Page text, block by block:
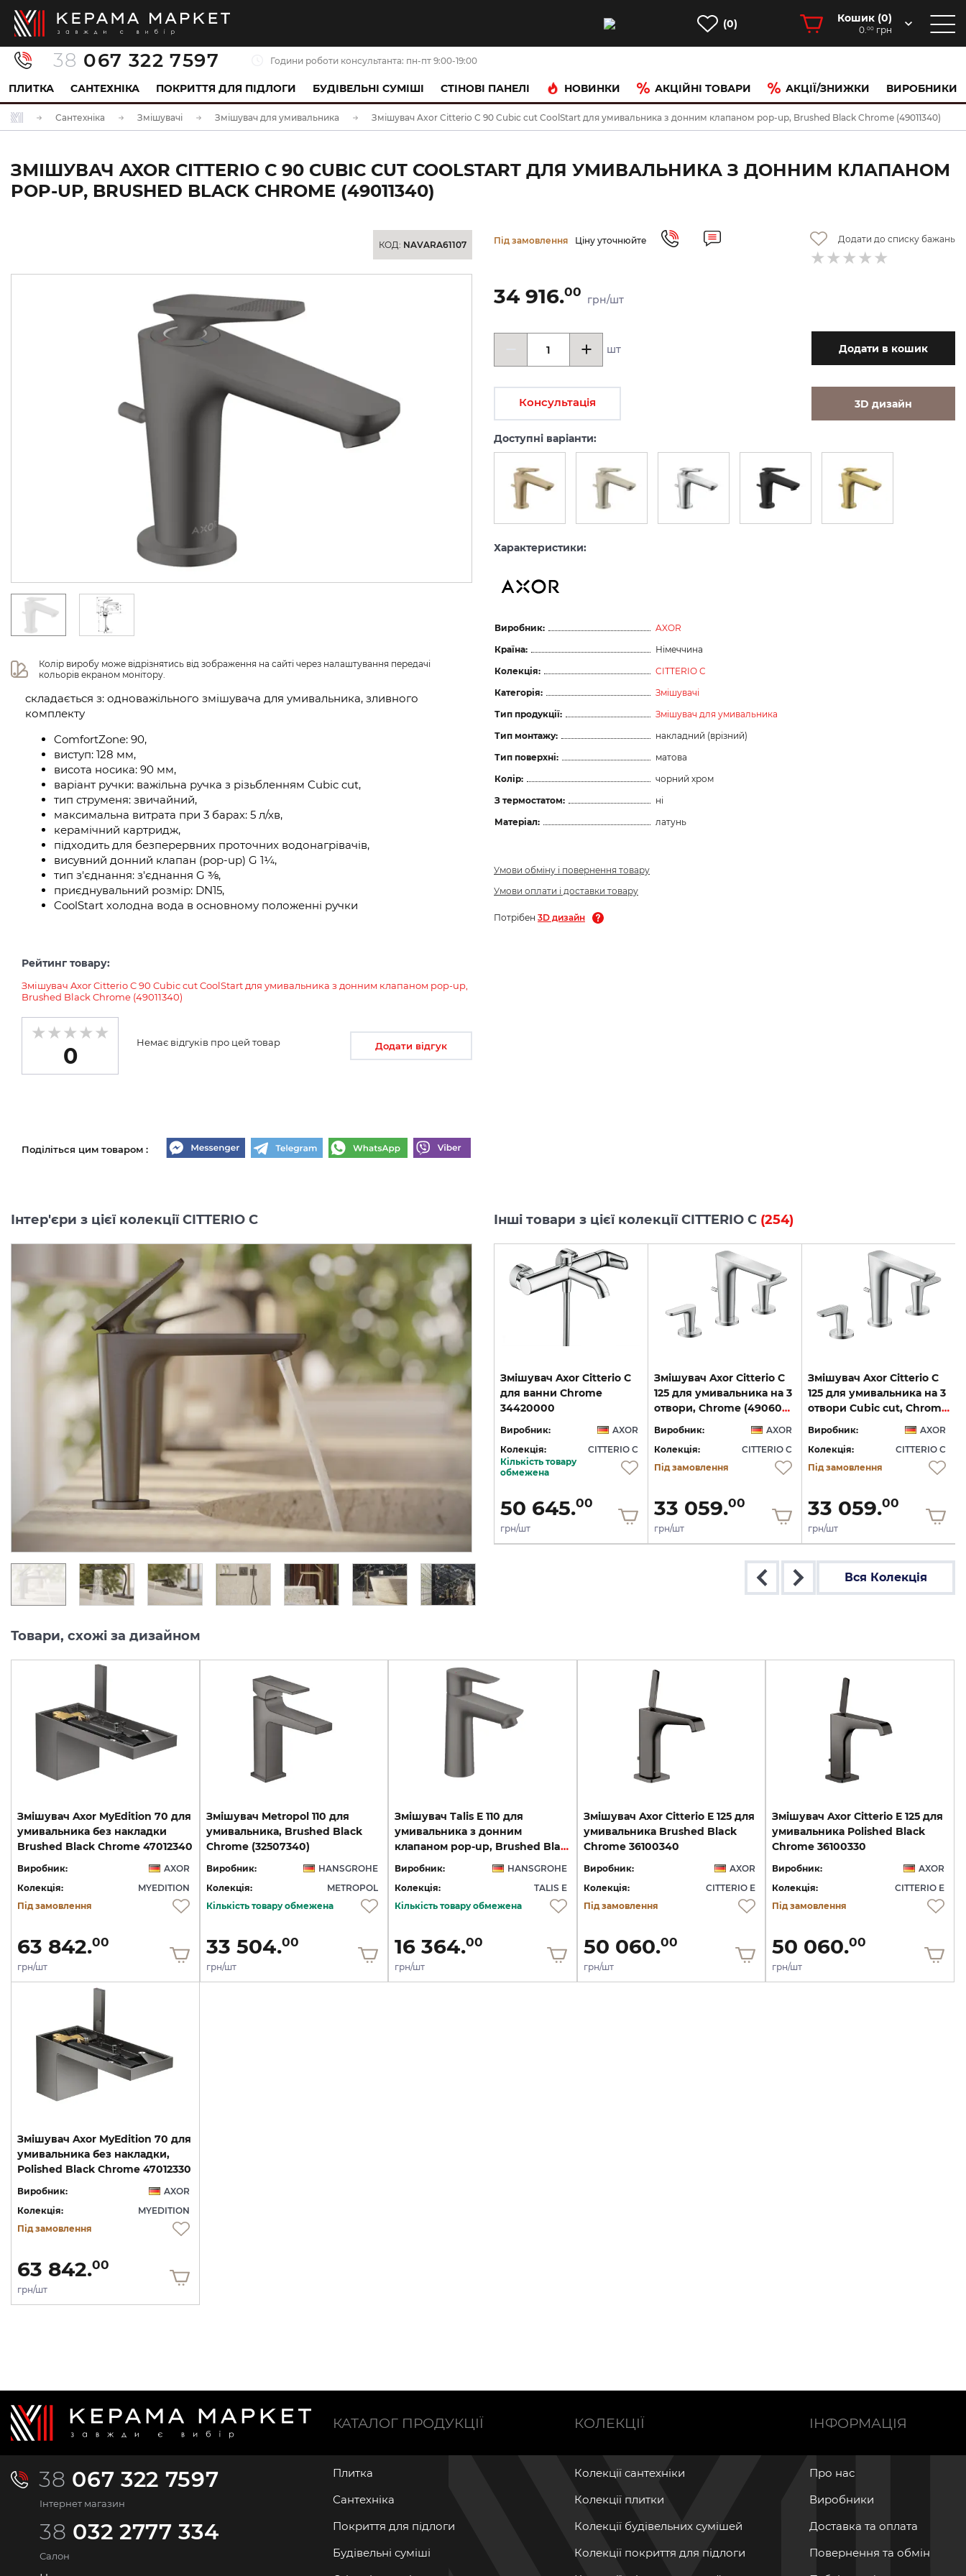
(0) Кошик (0)
0.00 грн
38 067 322 7597 Години роботи консультанта: пн-пт 9:00-19:00
ПЛИТКА САНТЕХНІКА ПОКРИТТЯ ДЛЯ ПІДЛОГИ БУДІВЕЛЬНІ СУМІШІ CТІНОВІ ПАНЕЛІ НОВИНКИ АКЦІЙНІ ТОВАРИ АКЦІЇ/ЗНИЖКИ ВИРОБНИКИ
Сантехніка Змішувачі Змішувач для умивальника Змішувач Axor Citterio C 90 Cubic cut CoolStart для умивальника з донним клапаном pop-up, Brushed Black Chrome (49011340)
ЗМІШУВАЧ AXOR CITTERIO C 90 CUBIC CUT COOLSTART ДЛЯ УМИВАЛЬНИКА З ДОННИМ КЛАПАНОМ
POP-UP, BRUSHED BLACK CHROME (49011340)
КОД: NAVARA61107
Колір виробу може відрізнятись від зображення на сайті через налаштування передачі
кольорів екраном монітору.
складається з: одноважільного змішувача для умивальника, зливного
комплекту
ComfortZone: 90,
виступ: 128 мм,
висота носика: 90 мм,
варіант ручки: важільна ручка з різьбленням Cubic cut,
тип струменя: звичайний,
максимальна витрата при 3 барах: 5 л/хв,
керамічний картридж,
підходить для безперервних проточних водонагрівачів,
висувний донний клапан (pop-up) G 1¼,
тип з'єднання: з'єднання G ⅜,
приєднувальний розмір: DN15,
CoolStart холодна вода в основному положенні ручки
Під замовлення Ціну уточнюйте Додати до списку бажань
34 916.00
грн/шт
шт Додати в кошик
Консультація 3D дизайн
Доступні варіанти:
Характеристики:
Виробник:
AXOR
Країна:
Німеччина
Колекція:
CITTERIO C
Категорія:
Змішувачі
Тип продукції:
Змішувач для умивальника
Тип монтажу:
накладний (врізний)
Тип поверхні:
матова
Колір:
чорний хром
З термостатом:
ні
Матеріал:
латунь
Умови обміну і повернення товару
Умови оплати і доставки товару
Потрібен 3D дизайн
Рейтинг товару:
Змішувач Axor Citterio C 90 Cubic cut CoolStart для умивальника з донним клапаном pop-up,
Brushed Black Chrome (49011340)
0
Немає відгуків про цей товар Додати відгук
Поділіться цим товаром :
Інтер'єри з цієї колекції CITTERIO C Інші товари з цієї колекції CITTERIO C (254)
Змішувач Axor Citterio C
125 CoolStart для
AXOR
Колекція:
CITTERIO C
Під замовлення
24 289.00
Змішувач Axor Citterio C
125 CoolStart для
Виробник:
Колекція:
CITTERIO C
Під замовлення
34 007.
грн/шт
Змішувач Axor Citterio C
125 CoolStart для
Колекція:
36 436.
Змішувач Axor Citterio C
для ванни Chrome
34420000
Виробник:
AXOR
Колекція:
CITTERIO C
Кількість товару
обмежена
50 645.00
грн/шт
Змішувач Axor Citterio C
125 для умивальника на 3
отвори, Chrome (49060000)
Виробник:
AXOR
Колекція:
CITTERIO C
Під замовлення
33 059.00
грн/шт
Змішувач Axor Citterio C
125 для умивальника на 3
отвори Cubic cut, Chrome (49061000)
Виробник:
AXOR
Колекція:
CITTERIO C
Під замовлення
33 059.00
грн/шт
Вся Колекція
Товари, схожі за дизайном
Змішувач Axor MyEdition 70 для
умивальника без накладки
Brushed Black Chrome 47012340
Виробник:
AXOR
Колекція:
MYEDITION
Під замовлення
63 842.00
грн/шт
Змішувач Metropol 110 для
умивальника, Brushed Black
Chrome (32507340)
Виробник:
HANSGROHE
Колекція:
METROPOL
Кількість товару обмежена
33 504.00
грн/шт
Змішувач Talis E 110 для
умивальника з донним
клапаном pop-up, Brushed Black Chrome (71710340)
Виробник:
HANSGROHE
Колекція:
TALIS E
Кількість товару обмежена
16 364.00
грн/шт
Змішувач Axor Citterio E 125 для
умивальника Brushed Black
Chrome 36100340
Виробник:
AXOR
Колекція:
CITTERIO E
Під замовлення
50 060.00
грн/шт
Змішувач Axor Citterio E 125 для
умивальника Polished Black
Chrome 36100330
Виробник:
AXOR
Колекція:
CITTERIO E
Під замовлення
50 060.00
грн/шт
Змішувач Axor MyEdition 70 для
умивальника без накладки,
Polished Black Chrome 47012330
Виробник:
AXOR
Колекція:
MYEDITION
Під замовлення
63 842.00
грн/шт
38 067 322 7597
Інтернет магазин
38 032 2777 334
Салон
КАТАЛОГ ПРОДУКЦІЇ
Плитка
Сантехніка
Покриття для підлоги
Будівельні суміші
КОЛЕКЦІЇ
Колекції сантехніки
Колекції плитки
Колекції будівельних сумішей
Колекції покриття для підлоги
ІНФОРМАЦІЯ
Про нас
Виробники
Доставка та оплата
Повернення та обмін